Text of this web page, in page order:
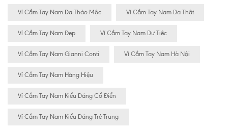
Ví Cầm Tay Nam Da Thảo Mộc Ví Cầm Tay Nam Da Thật
Ví Cầm Tay Nam Đẹp Ví Cầm Tay Nam Dự Tiệc
Ví Cầm Tay Nam Gianni Conti Ví Cầm Tay Nam Hà Nội
Ví Cầm Tay Nam Hàng Hiệu
Ví Cầm Tay Nam Kiểu Dáng Cổ Điển
Ví Cầm Tay Nam Kiểu Dáng Trẻ Trung